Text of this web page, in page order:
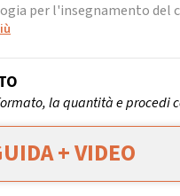
per l'insegnamento del
la quantità e procedi
+ VIDEO